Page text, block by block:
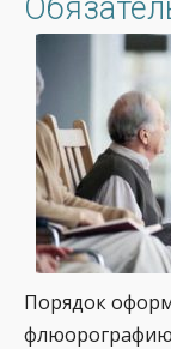
Порядок